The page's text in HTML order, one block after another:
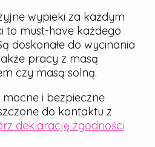
wypieki za każdym
to must-have każdego
doskonałe do wycinania
pracy z masą
czy masą solną.
mocne i bezpieczne
do kontaktu z
deklarację zgodności